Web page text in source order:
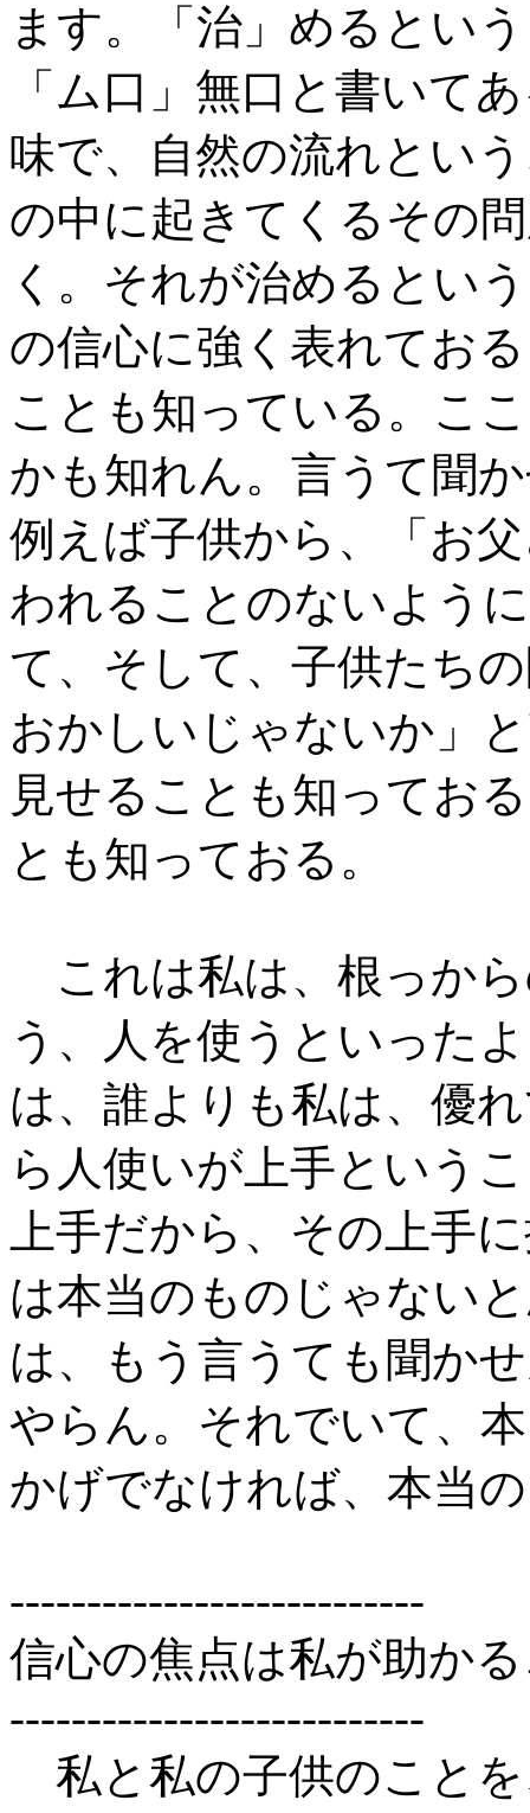
ます。「治」めるとい
「ム口」無口と書いて
味で、自然の流れとい
の中に起きてくるその
く。それが治めるとい
の信心に強く表れてお
ことも知っている。こ
かも知れん。言うて聞
例えば子供から、「お
われることのないよう
て、そして、子供たち
おかしいじゃないか」
見せることも知ってお
とも知っておる。
これは私は、根っか
う、人を使うといった
は、誰よりも私は、優
ら人使いが上手という
上手だから、その上手
は本当のものじゃない
は、もう言うても聞か
やらん。それでいて、
かげでなければ、本当
---------------------------
信心の焦点は私が助か
---------------------------
私と私の子供のこと